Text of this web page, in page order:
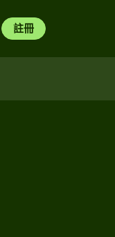
註冊